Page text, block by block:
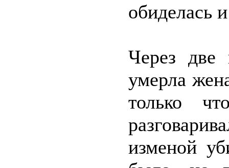
обиделась
Через две
умерла
только
изменой